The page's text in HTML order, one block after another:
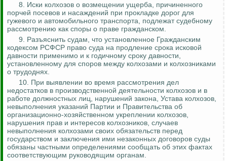
8. Иски колхозов о возмещении ущерба, причиненного
порчей посевов и насаждений при прокладке дорог для
гужевого и автомобильного транспорта, подлежат судебному
рассмотрению как споры о праве гражданском.
9. Разъяснить судам, что установленное Гражданским
кодексом РСФСР право суда на продление срока исковой
давности применимо и к годичному сроку давности,
установленному для споров между колхозами и колхозниками
о трудоднях.
10. При выявлении во время рассмотрения дел
недостатков в производственной деятельности колхозов и в
работе должностных лиц, нарушений закона, Устава колхозов,
невыполнения указаний Партии и Правительства об
организационно-хозяйственном укреплении колхозов,
нарушения прав и интересов колхозников, случаев
невыполнения колхозами своих обязательств перед
государством и заключения ими незаконных договоров суды
обязаны частными определениями сообщать об этих фактах
соответствующим руководящим органам.